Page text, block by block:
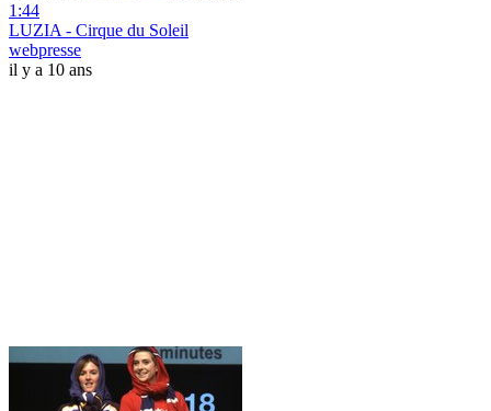
1:44
LUZIA - Cirque du Soleil
webpresse
il y a 10 ans